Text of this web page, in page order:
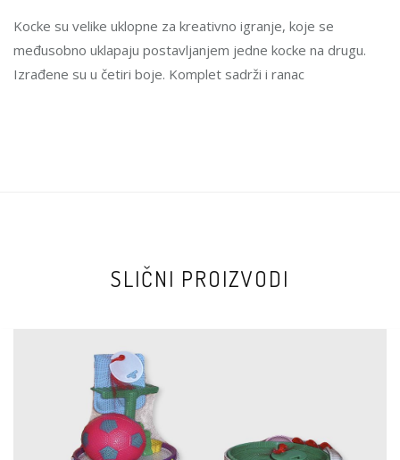
Kocke su velike uklopne za kreativno igranje, koje se
međusobno uklapaju postavljanjem jedne kocke na drugu.
Izrađene su u četiri boje. Komplet sadrži i ranac
SLIČNI PROIZVODI